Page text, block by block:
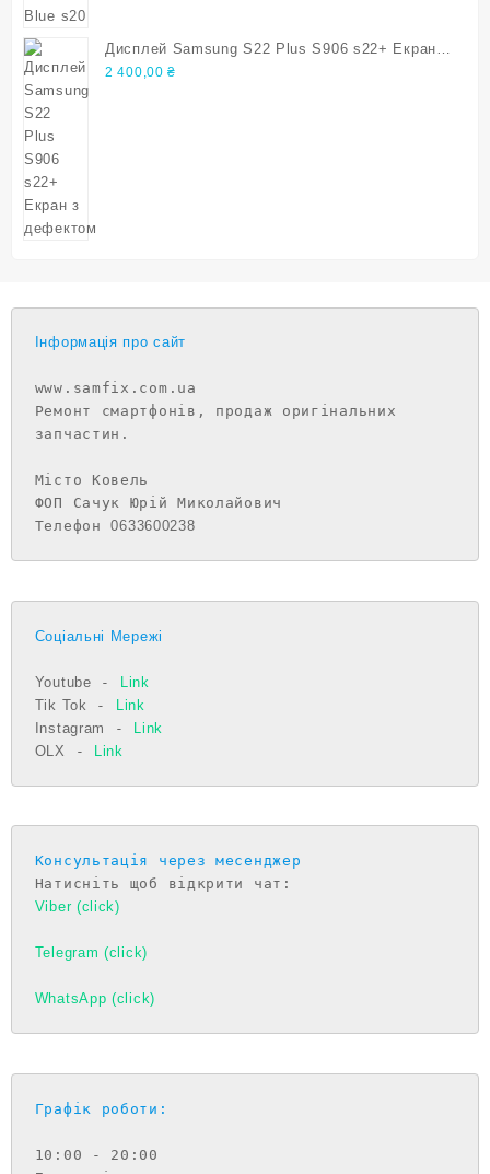
Дисплей Samsung S22 Plus S906 s22+ Екран з
дефектом
2 400,00₴
Інформація про сайт
www.samfix.com.ua
Ремонт смартфонів, продаж оригінальних
запчастин.
Місто Ковель
ФОП Сачук Юрій Миколайович
Телефон 0633600238
Соціальні Мережі
Youtube -
Link
Tik Tok
-
Link
Instagram
-
Link
OLX
- Link
Консультація через месенджер
Viber (click)
Telegram (click)
WhatsApp (click)
Графік роботи:
10:00 - 20:00